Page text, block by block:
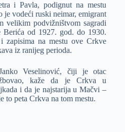
i Pavla, podignut na mestu
je vodeći ruski neimar, emigrant
velikim podvižništvom sagradi
Berića od 1927. god. do 1930.
zapisima na mestu ove Crkve
iz ranijeg perioda.
Veselinović, čiji je otac
kaže da je Crkva u
i da je najstarija u Mačvi –
to peta Crkva na tom mestu.